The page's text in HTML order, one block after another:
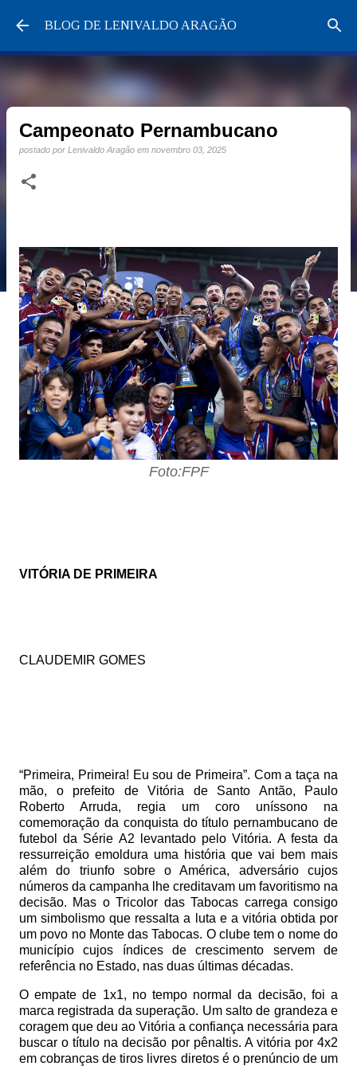
Pular para o conteúdo principal
BLOG DE LENIVALDO ARAGÃO
Campeonato Pernambucano
postado por Lenivaldo Aragão em novembro 03, 2025
Foto:FPF
VITÓRIA DE PRIMEIRA
CLAUDEMIR GOMES
“Primeira, Primeira! Eu sou de Primeira”. Com a taça na
mão, o prefeito de Vitória de Santo Antão, Paulo
Roberto Arruda, regia um coro uníssono na
comemoração da conquista do título pernambucano de
futebol da Série A2 levantado pelo Vitória. A festa da
ressurreição emoldura uma história que vai bem mais
além do triunfo sobre o América, adversário cujos
números da campanha lhe creditavam um favoritismo na
decisão. Mas o Tricolor das Tabocas carrega consigo
um simbolismo que ressalta a luta e a vitória obtida por
um povo no Monte das Tabocas. O clube tem o nome do
município cujos índices de crescimento servem de
referência no Estado, nas duas últimas décadas.
O empate de 1x1, no tempo normal da decisão, foi a
marca registrada da superação. Um salto de grandeza e
coragem que deu ao Vitória a confiança necessária para
buscar o título na decisão por pênaltis. A vitória por 4x2
em cobranças de tiros livres diretos é o prenúncio de um